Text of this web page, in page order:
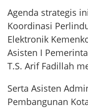
Agenda strategis
Koordinasi
Elektronik
Asisten I
T.S. Arif Fadillah
Serta Asisten
Pembangunan